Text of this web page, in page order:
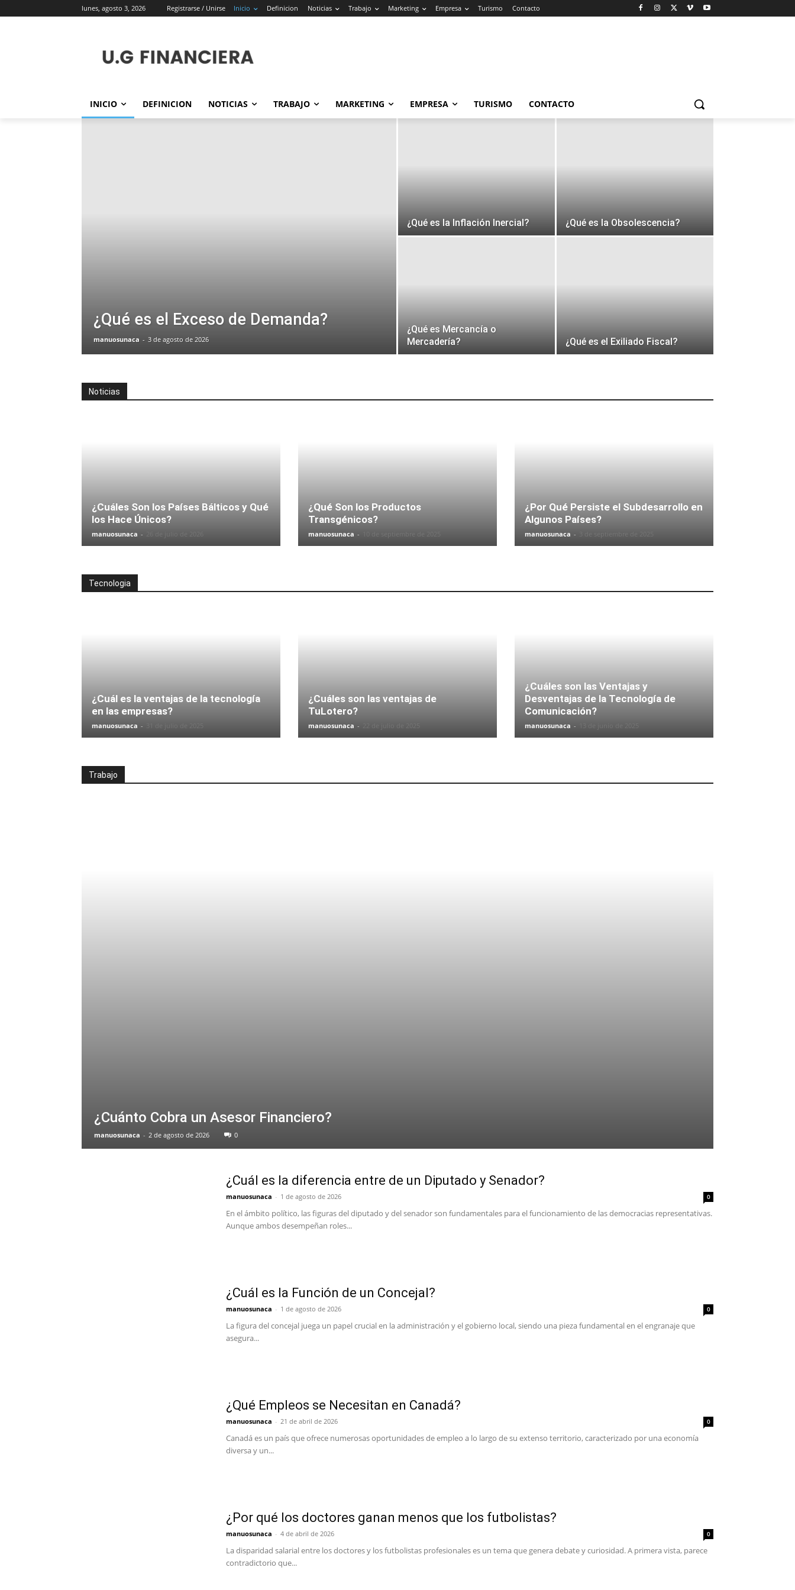
lunes, agosto 3, 2026 Registrarse / Unirse Inicio Definicion Noticias Trabajo Marketing Empresa Turismo Contacto
INICIO DEFINICION NOTICIAS TRABAJO MARKETING EMPRESA TURISMO CONTACTO
¿Qué es el Exceso de Demanda?
manuosunaca - 3 de agosto de 2026
¿Qué es la Inflación Inercial? ¿Qué es la Obsolescencia?
¿Qué es Mercancía o
Mercadería?
¿Qué es el Exiliado Fiscal?
Noticias
¿Cuáles Son los Países Bálticos y Qué
los Hace Únicos?
manuosunaca -
¿Qué Son los Productos
Transgénicos?
manuosunaca -
¿Por Qué Persiste el Subdesarrollo en
Algunos Países?
manuosunaca -
Tecnologia
¿Cuál es la ventajas de la tecnología
en las empresas?
manuosunaca -
¿Cuáles son las ventajas de
TuLotero?
manuosunaca -
¿Cuáles son las Ventajas y
Desventajas de la Tecnología de
Comunicación?
manuosunaca -
Trabajo
¿Cuánto Cobra un Asesor Financiero?
manuosunaca - 2 de agosto de 2026 0
¿Cuál es la diferencia entre de un Diputado y Senador?
manuosunaca - 1 de agosto de 2026 0
En el ámbito político, las figuras del diputado y del senador son fundamentales para el funcionamiento de las democracias representativas.
Aunque ambos desempeñan roles...
¿Cuál es la Función de un Concejal?
manuosunaca - 1 de agosto de 2026 0
La figura del concejal juega un papel crucial en la administración y el gobierno local, siendo una pieza fundamental en el engranaje que
asegura...
¿Qué Empleos se Necesitan en Canadá?
manuosunaca - 21 de abril de 2026 0
Canadá es un país que ofrece numerosas oportunidades de empleo a lo largo de su extenso territorio, caracterizado por una economía
diversa y un...
¿Por qué los doctores ganan menos que los futbolistas?
manuosunaca - 4 de abril de 2026 0
La disparidad salarial entre los doctores y los futbolistas profesionales es un tema que genera debate y curiosidad. A primera vista, parece
contradictorio que...